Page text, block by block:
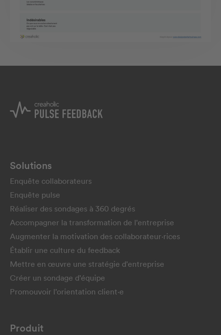
Solutions
Enquête collaborateurs
Enquête pulse
Réaliser des sondages à 360 degrés
Accompagner la transformation de l'entreprise
Augmenter la motivation des collaborateur·rices
Établir une culture du feedback
Mettre en œuvre une stratégie d'entreprise
Créer un sondage d'équipe
Promouvoir l’orientation client·e
Produit